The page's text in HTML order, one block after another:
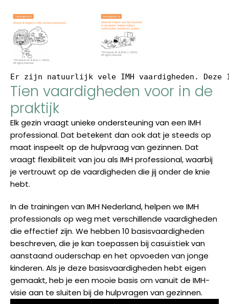
Er zijn natuurlijk vele IMH vaardigheden. Deze
Tien vaardigheden voor in de
praktijk
Elk gezin vraagt unieke ondersteuning van een IMH
professional. Dat betekent dan ook dat je steeds op
maat inspeelt op de hulpvraag van gezinnen. Dat
vraagt flexibiliteit van jou als IMH professional, waarbij
je vertrouwt op de vaardigheden die jij onder de knie
hebt.
In de trainingen van IMH Nederland, helpen we IMH
professionals op weg met verschillende vaardigheden
die effectief zijn. We hebben 10 basisvaardigheden
beschreven, die je kan toepassen bij casuïstiek van
aanstaand ouderschap en het opvoeden van jonge
kinderen. Als je deze basisvaardigheden hebt eigen
gemaakt, heb je een mooie basis om vanuit de IMH-
visie aan te sluiten bij de hulpvragen van gezinnen.